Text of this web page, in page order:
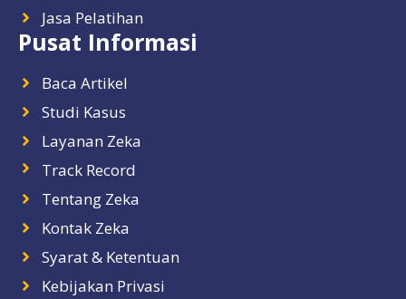
Jasa Pelatihan
Pusat Informasi
Baca Artikel
Studi Kasus
Layanan Zeka
Track Record
Tentang Zeka
Kontak Zeka
Syarat & Ketentuan
Kebijakan Privasi